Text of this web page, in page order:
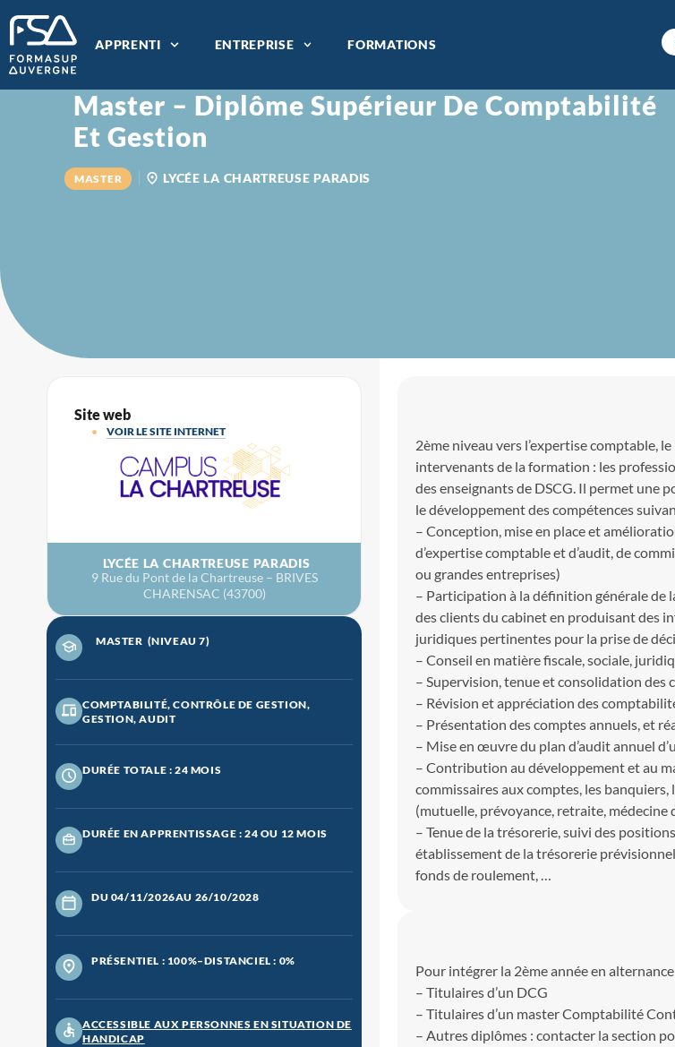
APPRENTI ENTREPRISE FORMATIONS
Master – Diplôme Supérieur De Comptabilité
Et Gestion
MASTER LYCÉE LA CHARTREUSE PARADIS
Site web
VOIR LE SITE INTERNET
LYCÉE LA CHARTREUSE PARADIS
9 Rue du Pont de la Chartreuse – BRIVES
CHARENSAC (43700)
MASTER (NIVEAU 7)
COMPTABILITÉ, CONTRÔLE DE GESTION,
GESTION, AUDIT
DURÉE TOTALE : 24 MOIS
DURÉE EN APPRENTISSAGE : 24 OU 12 MOIS
DU 04/11/2026AU 26/10/2028
PRÉSENTIEL : 100%–DISTANCIEL : 0%
ACCESSIBLE AUX PERSONNES EN SITUATION DE
HANDICAP
2ème niveau vers l’expertise comptable,
intervenants de la formation : les
des enseignants de DSCG. Il permet une
le développement des compétences
– Conception, mise en place et
d’expertise comptable et d’audit, de
ou grandes entreprises)
– Participation à la définition générale de
des clients du cabinet en produisant des
juridiques pertinentes pour la prise de
– Conseil en matière fiscale, sociale,
– Supervision, tenue et consolidation des
– Révision et appréciation des
– Présentation des comptes annuels, et
– Mise en œuvre du plan d’audit annuel
– Contribution au développement et au
commissaires aux comptes, les banquiers,
(mutuelle, prévoyance, retraite, médecine
– Tenue de la trésorerie, suivi des
établissement de la trésorerie
fonds de roulement, …
Pour intégrer la 2ème année en alternance
– Titulaires d’un DCG
– Titulaires d’un master Comptabilité
– Autres diplômes : contacter la section